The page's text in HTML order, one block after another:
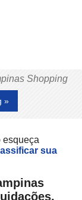
Shopping
»
esqueça
sua